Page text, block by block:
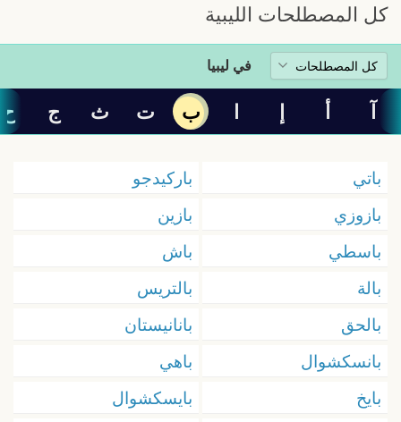
كل المصطلحات الليبية
في ليبيا
آ أ إ ا ب ت ث ج ح
باتي
باركيدجو
بازوزي
بازين
باسطي
باش
بالة
بالتريس
بالحق
بانانيستان
بانسكشوال
باهي
بايخ
بايسكشوال